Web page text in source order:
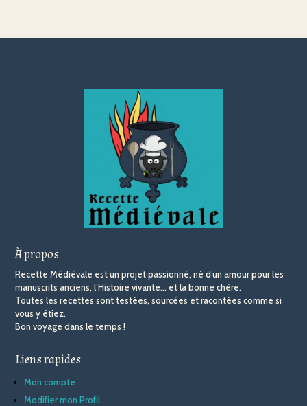
À propos
Recette Médiévale est un projet passionné, né d’un amour pour les
manuscrits anciens, l’Histoire vivante… et la bonne chère.
Toutes les recettes sont testées, sourcées et racontées comme si
vous y étiez.
Bon voyage dans le temps !
Liens rapides
Mon compte
Modifier mon Profil